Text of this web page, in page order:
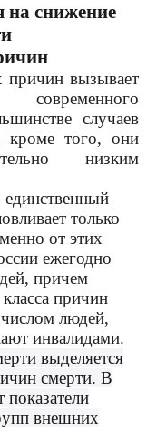
на снижение
причин вызывает
современного
случаев
кроме того, они
низким
только
от этих
ежегодно
причем
причин
людей,
инвалидами.
выделяется
смерти. В
показатели
внешних